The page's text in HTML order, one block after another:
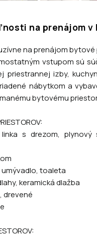
na prenájom
na prenájom
vstupom sú
priestrannej izby,
nábytkom a
bytovému
s drezom,
toaleta
keramická dlažba
drevené